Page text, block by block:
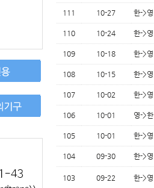
111 10-27 한->영
110 10-24 한->영
109 10-18 한->영
108 10-15 한->영
107 10-02 한->영
106 10-01 영->한
105 10-01 한->영
104 09-30 한->영
103 09-22 한->영